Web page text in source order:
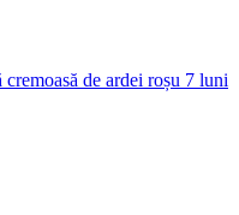
cremoasă de ardei roșu 7 luni